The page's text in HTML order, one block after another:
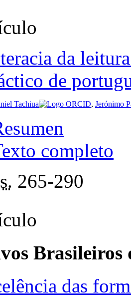
da
de
Tachiua , Jerónimo
completo
265-290
Brasileiros
das